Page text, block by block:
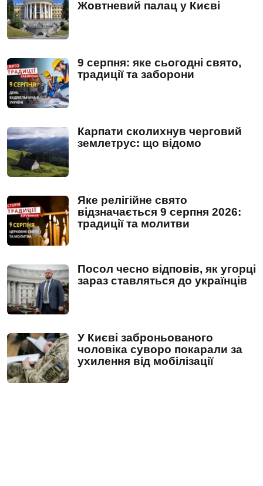
Жовтневий палац у Києві
9 серпня: яке сьогодні свято,
традиції та заборони
Карпати сколихнув черговий
землетрус: що відомо
Яке релігійне свято
відзначається 9 серпня 2026:
традиції та молитви
Посол чесно відповів, як угорці
зараз ставляться до українців
У Києві заброньованого
чоловіка суворо покарали за
ухилення від мобілізації